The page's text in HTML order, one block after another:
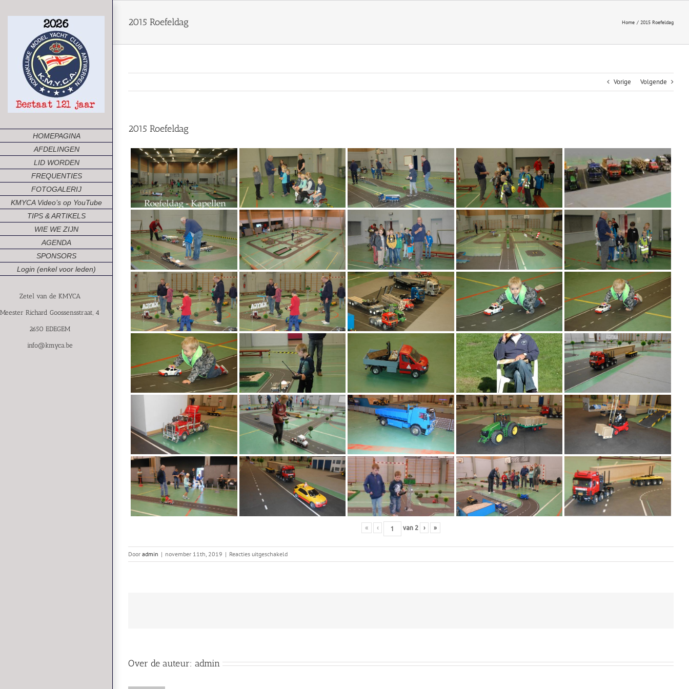
naar
HOMEPAGINA
AFDELINGEN
LID WORDEN
FREQUENTIES
FOTOGALERIJ
KMYCA Video’s op YouTube
TIPS & ARTIKELS
WIE WE ZIJN
AGENDA
SPONSORS
Login (enkel voor leden)
Zetel van de KMYCA
Meester Richard Goossensstraat, 4
2650 EDEGEM
info@kmyca.be
2015 Roefeldag Home 2015 Roefeldag
Vorige Volgende
2015 Roefeldag
« ‹ van 2 › »
Door admin | november 11th, 2019 | Reacties uitgeschakeldvoor
2015
Over de auteur: admin